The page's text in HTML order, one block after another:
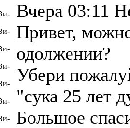
Вчера 03:11
Привет,
одолжении?
Убери
"сука 25 лет
Большое